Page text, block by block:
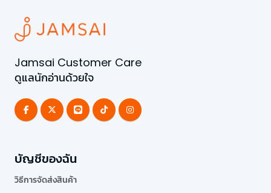
Jamsai Customer Care
ดูแลนักอ่านด้วยใจ
บัญชีของฉัน
วิธีการจัดส่งสินค้า